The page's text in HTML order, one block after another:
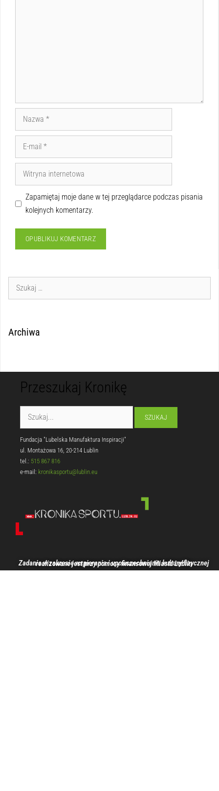
Zapamiętaj moje dane w tej przeglądarce podczas pisania
kolejnych komentarzy.
Archiwa
Przeszukaj Kronikę
Fundacja "Lubelska Manufaktura Inspiracji"
ul. Montażowa 16, 20-214 Lublin
tel.: 515 867 816
e-mail: kronikasportu@lublin.eu
Zadanie w zakresie wspierania i upowszechniania kultury fizycznej realizowane jest przy pomocy finansowej Miasta Lublin